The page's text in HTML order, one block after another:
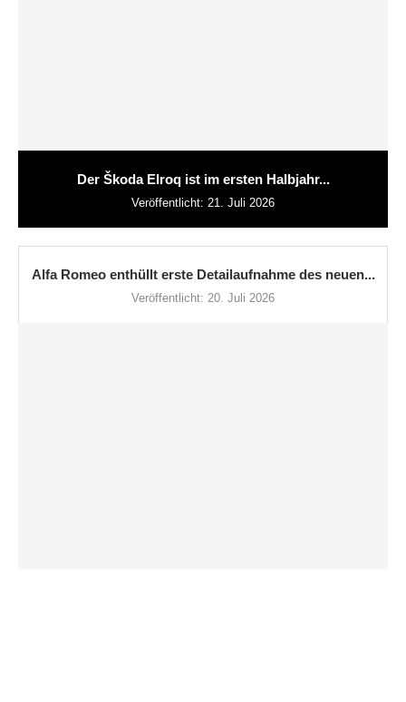
Der Škoda Elroq ist im ersten Halbjahr...
Veröffentlicht: 21. Juli 2026
Alfa Romeo enthüllt erste Detailaufnahme des neuen...
Veröffentlicht: 20. Juli 2026